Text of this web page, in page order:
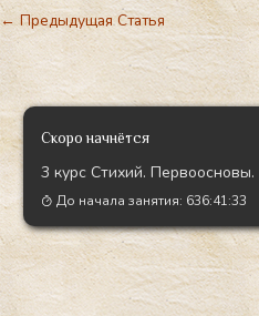
←Предыдущая Статья
Скоро начнётся
3 курс Стихий.
До начала занятия: 636:41:32